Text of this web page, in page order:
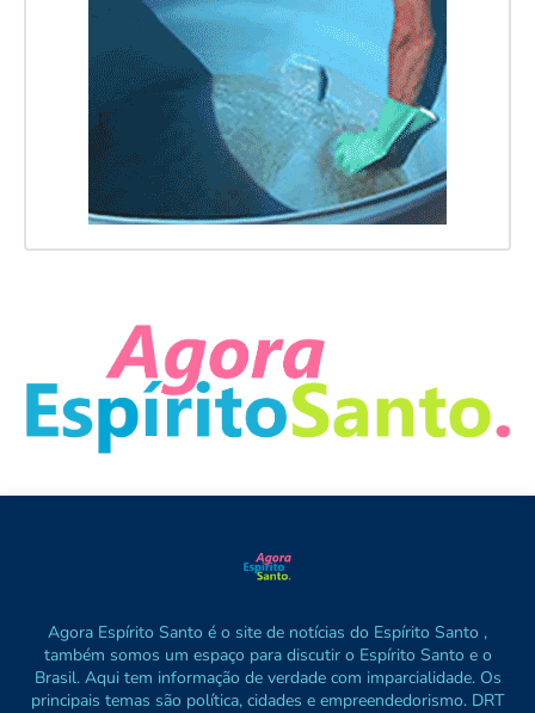
Agora Espírito Santo é o site de notícias do Espírito Santo ,
também somos um espaço para discutir o Espírito Santo e o
Brasil. Aqui tem informação de verdade com imparcialidade. Os
principais temas são política, cidades e empreendedorismo. DRT